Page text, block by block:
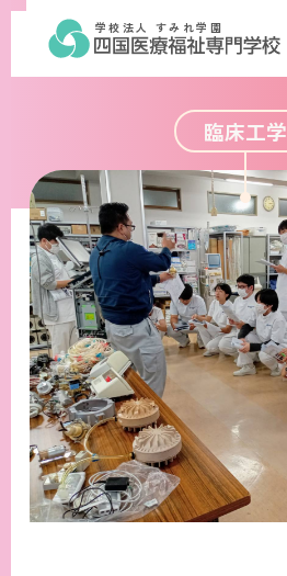
学校法人 すみれ学園
臨床工学